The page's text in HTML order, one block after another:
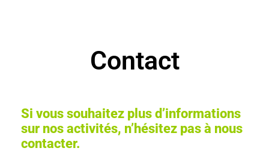
Contact
Si vous souhaitez plus d’informations
sur nos activités, n’hésitez pas à nous
contacter.